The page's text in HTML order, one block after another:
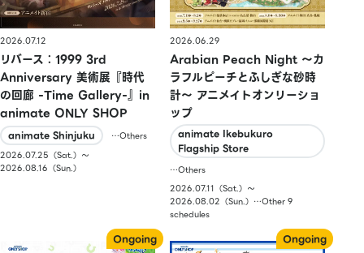
2026.07.12
リバース：1999 3rd
Anniversary 美術展『時代
の回廊 -Time Gallery-』in
animate ONLY SHOP
animate Shinjuku
…Others
2026.07.25（Sat.）〜
2026.08.16（Sun.）
2026.06.29
Arabian Peach Night 〜カ
ラフルピーチとふしぎな砂時
計〜 アニメイトオンリーショ
ップ
animate Ikebukuro
Flagship Store
…Others
2026.07.11（Sat.）〜
2026.08.02（Sun.）…Other 9
schedules